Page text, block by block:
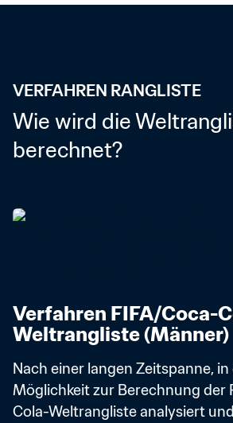
VERFAHREN RANGLISTE
Wie wird die
berechnet?
Verfahren FIFA/Coca-
Weltrangliste (Männer)
Nach einer langen Zeitspanne,
Möglichkeit zur Berechnung der
Cola-Weltrangliste analysiert